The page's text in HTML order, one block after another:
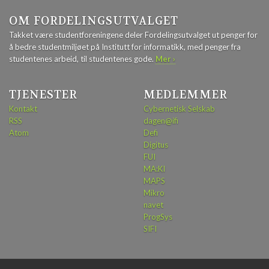
OM FORDELINGSUTVALGET
Takket være studentforeningene deler Fordelingsutvalget ut penger for
å bedre studentmiljøet på Institutt for informatikk, med penger fra
studentenes arbeid, til studentenes gode. Mer ›
TJENESTER
Kontakt
RSS
Atom
MEDLEMMER
Cybernetisk Selskab
dagen@ifi
Defi
Digitus
FUI
MA:KI
MAPS
Mikro
navet
ProgSys
SIFI